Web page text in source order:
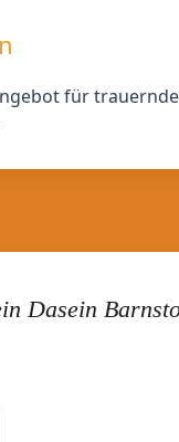
für
Dasein